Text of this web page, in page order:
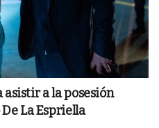
a la posesión
La Espriella